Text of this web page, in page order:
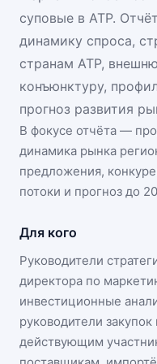
суповые в АТР.
динамику спроса,
странам АТР,
конъюнктуру,
прогноз развития
В фокусе отчёта —
динамика рынка
предложения,
потоки и прогноз до
Для кого
Руководители
директора по
инвестиционные
руководители
действующим